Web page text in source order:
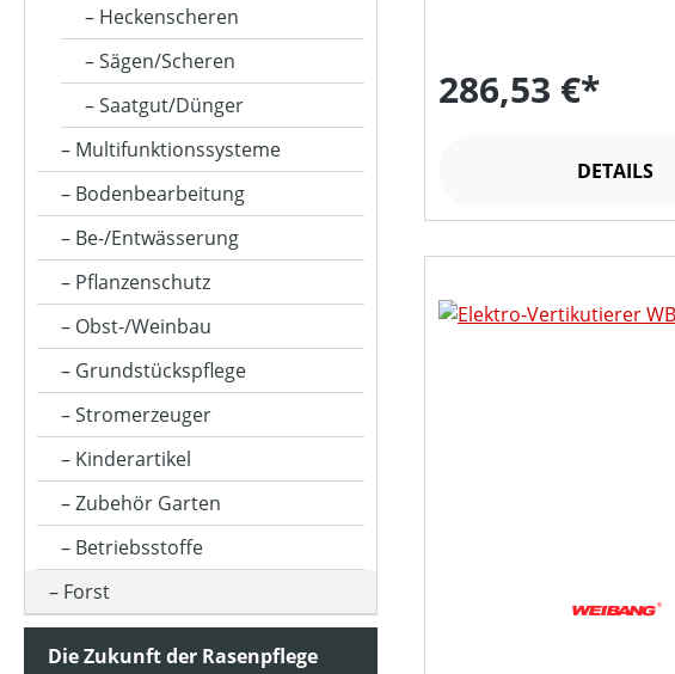
KLASSIFIZIERUNG
MATERIALART
MESSERANZAHL
MOTORLEISTUNG (IN UMDREHUNGEN/MIN)
MOTORLEISTUNG (IN WATT)
MOTORLEISTUNG (IN KW)
MOTORTYP (HERSTELLERBEZEICHNUNG)
PREIS
Heckenscheren
Sägen/Scheren
Saatgut/Dünger
Multifunktionssysteme
Bodenbearbeitung
Be-/Entwässerung
Pflanzenschutz
Obst-/Weinbau
Grundstückspflege
Stromerzeuger
Kinderartikel
Zubehör Garten
Betriebsstoffe
Forst
Die Zukunft der Rasenpflege
286,53 €*
DETAILS